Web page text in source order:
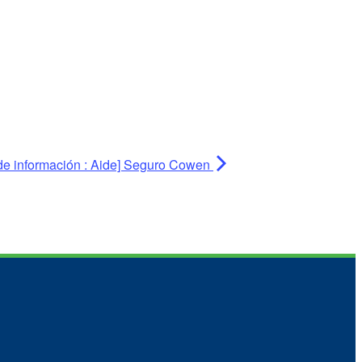
información : Aide] Seguro Cowen